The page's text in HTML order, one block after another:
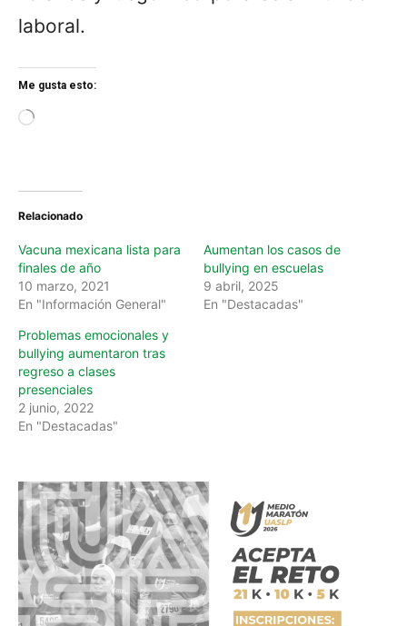
laboral.
Me gusta esto:
g
Relacionado
Vacuna mexicana lista para
finales de año
10 marzo, 2021
En "Información General"
Aumentan los casos de
bullying en escuelas
9 abril, 2025
En "Destacadas"
Problemas emocionales y
bullying aumentaron tras
regreso a clases
presenciales
2 junio, 2022
En "Destacadas"